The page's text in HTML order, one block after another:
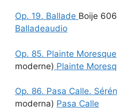
Op. 19. Ballade Boije
Balladeaudio
Op. 85. Plainte Moresque
moderne) Plainte
Op. 86. Pasa Calle.
moderna) Pasa Calle